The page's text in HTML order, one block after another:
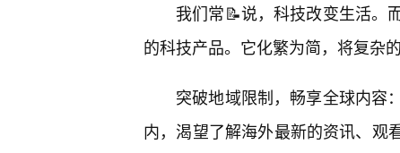
我们常📝说，科技改变生活。
的科技产品。它化繁为简，将复杂
突破地域限制，畅享全球内容
内，渴望了解海外最新的资讯、观